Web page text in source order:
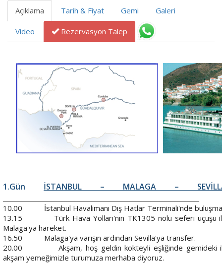
Açıklama Tarih & Fiyat Gemi Galeri
Video Rezervasyon Talep
1.Gün İSTANBUL – MALAGA –
10.00 İstanbul Havalimanı Dış Hatlar Terminali'nde
13.15 Türk Hava Yolları'nın TK1305 nolu seferi uçuşu
Malaga'ya hareket.
16.50 Malaga'ya varışın ardından Sevilla'ya transfer.
20.00 Akşam, hoş geldin kokteyli eşliğinde gemideki
akşam yemeğimizle turumuza merhaba diyoruz.